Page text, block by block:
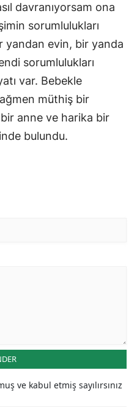
davranıyorsam ona
sorumlulukları
yandan evin, bir yanda
sorumlulukları
var. Bebekle
müthiş bir
bir anne ve harika bir
bulundu.
ve kabul etmiş sayılırsınız